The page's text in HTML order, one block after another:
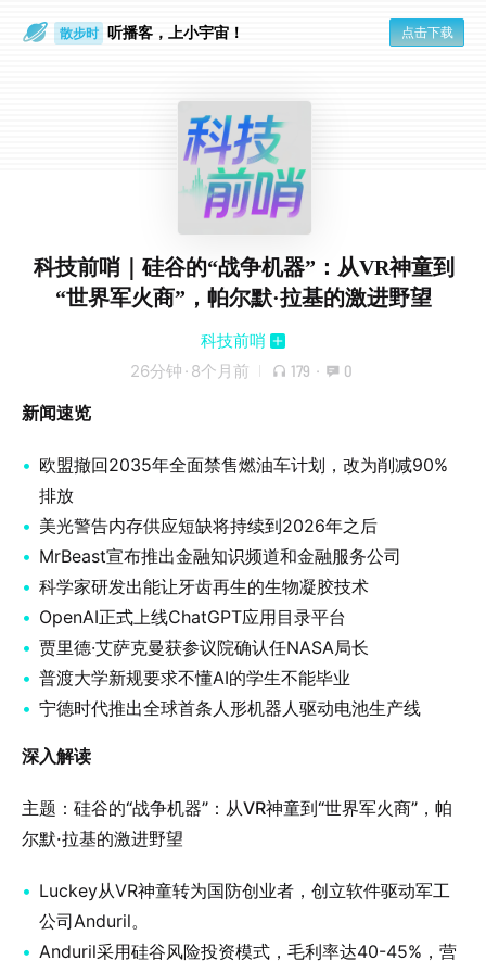
散步时 听播客，上小宇宙！ 点击下载
科技前哨｜硅谷的“战争机器”：从VR神童到
“世界军火商”，帕尔默·拉基的激进野望
科技前哨
26分钟 · 8个月前 179 · 0
新闻速览
欧盟撤回2035年全面禁售燃油车计划，改为削减90%
排放
美光警告内存供应短缺将持续到2026年之后
MrBeast宣布推出金融知识频道和金融服务公司
科学家研发出能让牙齿再生的生物凝胶技术
OpenAI正式上线ChatGPT应用目录平台
贾里德·艾萨克曼获参议院确认任NASA局长
普渡大学新规要求不懂AI的学生不能毕业
宁德时代推出全球首条人形机器人驱动电池生产线
深入解读
主题：硅谷的“战争机器”：从VR神童到“世界军火商”，帕
尔默·拉基的激进野望
Luckey从VR神童转为国防创业者，创立软件驱动军工
公司Anduril。
Anduril采用硅谷风险投资模式，毛利率达40-45%，营